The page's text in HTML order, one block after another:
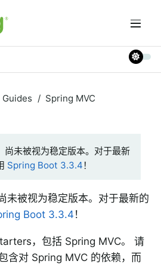
Spring MVC
尚未被视为稳定版本。对于最新
Spring Boot 3.3.4 ！
未被视为稳定版本。对于最新的
Boot 3.3.4 ！
，包括 Spring MVC。 请
含对 Spring MVC 的依赖，而